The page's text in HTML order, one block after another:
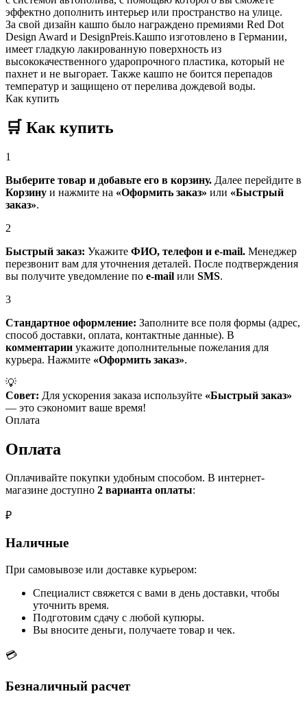
эффектно дополнить интерьер или пространство на улице.
За свой дизайн кашпо было награждено премиями Red Dot
Design Award и DesignPreis.Кашпо изготовлено в Германии,
имеет гладкую лакированную поверхность из
высококачественного ударопрочного пластика, который не
пахнет и не выгорает. Также кашпо не боится перепадов
температур и защищено от перелива дождевой воды.
Как купить
🛒 Как купить
1
Выберите товар и добавьте его в корзину. Далее перейдите в
Корзину и нажмите на «Оформить заказ» или «Быстрый
заказ».
2
Быстрый заказ: Укажите ФИО, телефон и e-mail. Менеджер
перезвонит вам для уточнения деталей. После подтверждения
вы получите уведомление по e-mail или SMS.
3
Стандартное оформление: Заполните все поля формы (адрес,
способ доставки, оплата, контактные данные). В
комментарии укажите дополнительные пожелания для
курьера. Нажмите «Оформить заказ».
💡
Совет: Для ускорения заказа используйте «Быстрый заказ»
— это сэкономит ваше время!
Оплата
Оплата
Оплачивайте покупки удобным способом. В интернет-
магазине доступно 2 варианта оплаты:
₽
Наличные
При самовывозе или доставке курьером:
Специалист свяжется с вами в день доставки, чтобы
уточнить время.
Подготовим сдачу с любой купюры.
Вы вносите деньги, получаете товар и чек.
💳
Безналичный расчет